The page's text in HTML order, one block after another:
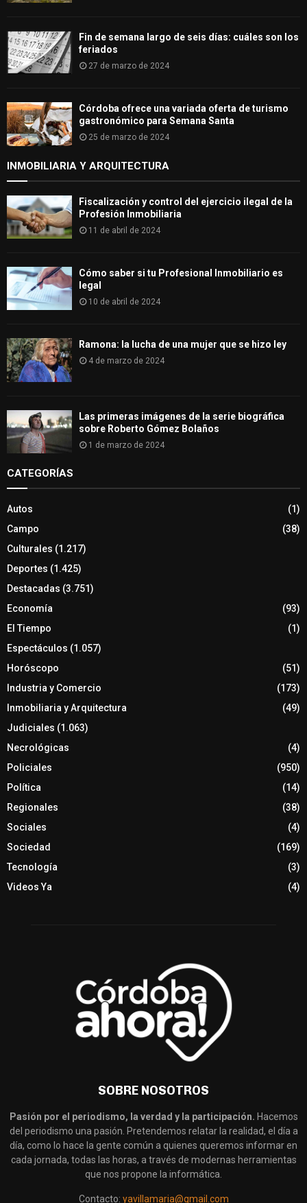
Fin de semana largo de seis días: cuáles son los
feriados
27 de marzo de 2024
Córdoba ofrece una variada oferta de turismo
gastronómico para Semana Santa
25 de marzo de 2024
INMOBILIARIA Y ARQUITECTURA
Fiscalización y control del ejercicio ilegal de la
Profesión Inmobiliaria
11 de abril de 2024
Cómo saber si tu Profesional Inmobiliario es
legal
10 de abril de 2024
Ramona: la lucha de una mujer que se hizo ley
4 de marzo de 2024
Las primeras imágenes de la serie biográfica
sobre Roberto Gómez Bolaños
1 de marzo de 2024
CATEGORÍAS
Autos
(1)
Campo
(38)
Culturales (1.217)
Deportes (1.425)
Destacadas (3.751)
Economía
(93)
El Tiempo
(1)
Espectáculos (1.057)
Horóscopo
(51)
Industria y Comercio
(173)
Inmobiliaria y Arquitectura
(49)
Judiciales (1.063)
Necrológicas
(4)
Policiales
(950)
Política
(14)
Regionales
(38)
Sociales
(4)
Sociedad
(169)
Tecnología
(3)
Videos Ya
(4)
SOBRE NOSOTROS
Pasión por el periodismo, la verdad y la participación. Hacemos
del periodismo una pasión. Pretendemos relatar la realidad, el día a
día, como lo hace la gente común a quienes queremos informar en
cada jornada, todas las horas, a través de modernas herramientas
que nos propone la informática.
Contacto: yavillamaria@gmail.com